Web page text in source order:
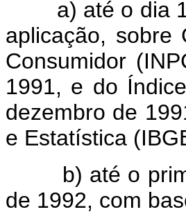
a) até o dia 1°
aplicação, sobre
Consumidor
1991, e do
dezembro de
e Estatística
b) até o
de 1992, com